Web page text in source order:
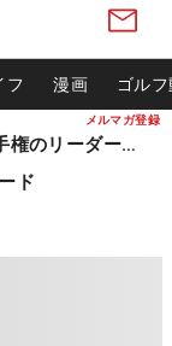
メルマガ登録
フ 漫画 ゴル
松山英樹ら出場 ウィンダム選手権のリーダーボード
ド